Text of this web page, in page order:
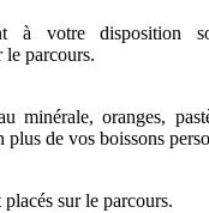
à votre disposition
le parcours.
minérale, oranges,
de vos boissons
sur le parcours.